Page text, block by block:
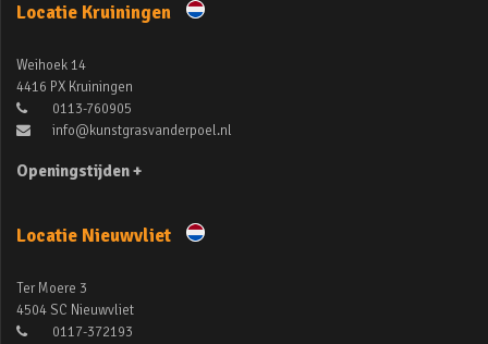
Locatie Kruiningen
Weihoek 14
4416 PX Kruiningen
0113-760905
info@kunstgrasvanderpoel.nl
Openingstijden +
Locatie Nieuwvliet
Ter Moere 3
4504 SC Nieuwvliet
0117-372193